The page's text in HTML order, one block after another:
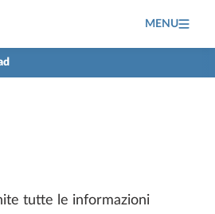
MENU
tutte le informazioni